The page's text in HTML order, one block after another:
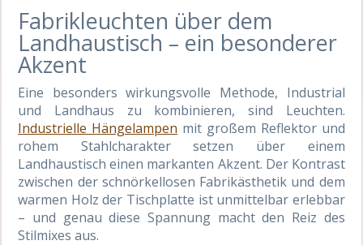
Fabrikleuchten über dem
Landhaustisch – ein besonderer
Akzent
Eine besonders wirkungsvolle Methode, Industrial
und Landhaus zu kombinieren, sind Leuchten.
Industrielle Hängelampen mit großem Reflektor und
rohem Stahlcharakter setzen über einem
Landhaustisch einen markanten Akzent. Der Kontrast
zwischen der schnörkellosen Fabrikästhetik und dem
warmen Holz der Tischplatte ist unmittelbar erlebbar
– und genau diese Spannung macht den Reiz des
Stilmixes aus.